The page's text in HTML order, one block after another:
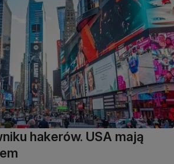
hakerów. USA mają